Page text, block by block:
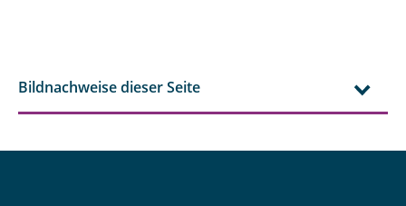
Bildnachweise dieser Seite